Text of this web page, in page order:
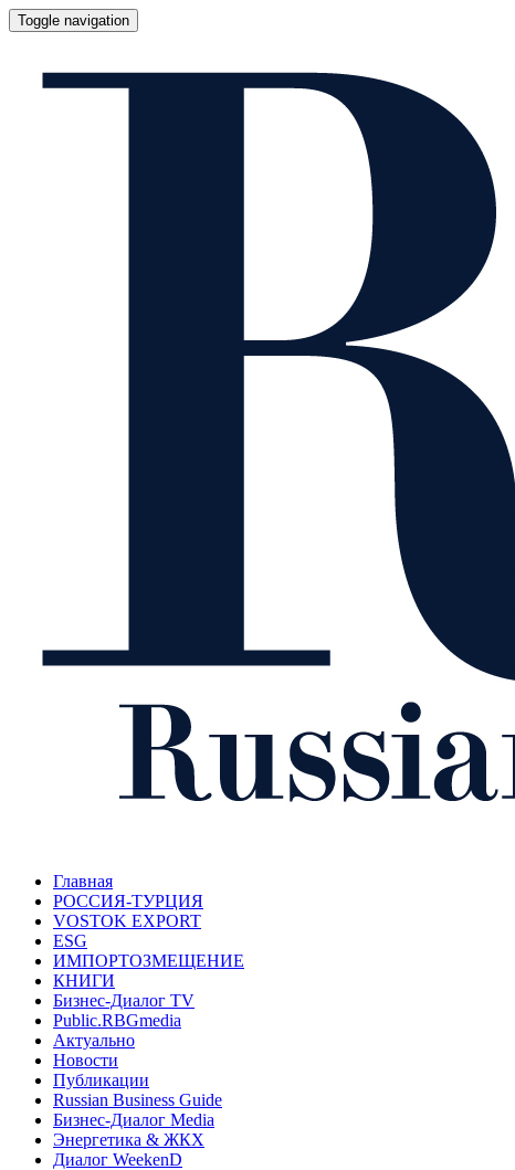
Toggle navigation
Главная
РОССИЯ-ТУРЦИЯ
VOSTOK EXPORT
ESG
ИМПОРТОЗМЕЩЕНИЕ
КНИГИ
Бизнес-Диалог TV
Public.RBGmedia
Актуально
Новости
Публикации
Russian Business Guide
Бизнес-Диалог Media
Энергетика & ЖКХ
Диалог WeekenD